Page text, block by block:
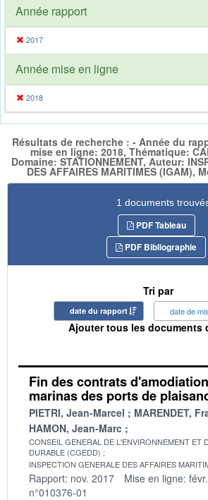
Année rapport
2017
Année mise en ligne
2018
Résultats de recherche : - Année du
mise en ligne: 2018, Thématique:
Domaine: STATIONNEMENT, Auteur:
DES AFFAIRES MARITIMES (IGAM),
1 documents
PDF Tableau
PDF Bibliographie
Tri par
date du rapport date de
Ajouter tous les documents
Fin des contrats
marinas des ports de
PIETRI, Jean-Marcel
MARENDET,
HAMON, Jean-Marc
CONSEIL GENERAL DE L'ENVIRONNEMENT ET
DURABLE (CGEDD)
INSPECTION GENERALE DES AFFAIRES
Rapport: nov. 2017 Mise en ligne:
n°010376-01